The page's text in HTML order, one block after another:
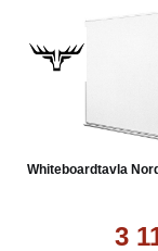
25 års garanti
Levereras
Whiteboardtavla
3
Köp